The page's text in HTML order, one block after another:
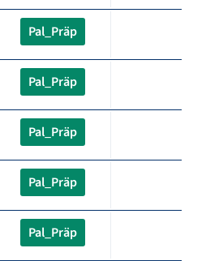
Pal_Präp
Pal_Präp
Pal_Präp
Pal_Präp
Pal_Präp